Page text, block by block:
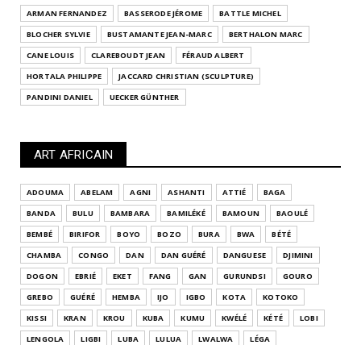
ARMAN FERNANDEZ BASSERODE JÉROME
BATTLE MICHEL
BLOCHER SYLVIE
BUSTAMANTE JEAN-MARC
BERTHALON MARC
CANE LOUIS
CLAREBOUDT JEAN
FÉRAUD ALBERT
HORTALA PHILIPPE
JACCARD CHRISTIAN (SCULPTURE)
PANDINI DANIEL
UECKER GÜNTHER
ART AFRICAIN
ADOUMA ABELAM AGNI ASHANTI ATTIÉ
BAGA
BANDA
BULU BAMBARA BAMILÉKÉ BAMOUN
BAOULÉ
BEMBÉ
BIRIFOR BOYO BOZO BURA BWA
BÉTÉ
CHAMBA
CONGO DAN DAN GUÉRÉ DANGUESE
DJIMINI
DOGON
EBRIÉ EKET FANG GAN GURUNDSI
GOURO
GREBO
GUÉRÉ HEMBA IJO IGBO KOTA
KOTOKO
KISSI
KRAN KROU KUBA KUMU KWÉLÉ KÉTÉ
LOBI
LENGOLA
LIGBI LUBA LULUA LWALWA
LÉGA